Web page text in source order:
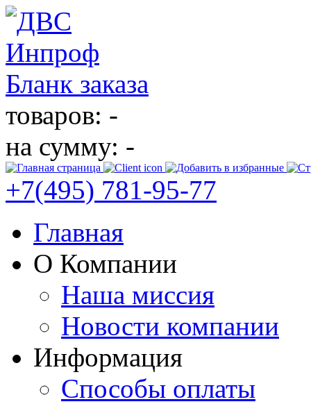
Бланк заказа
товаров: -
на сумму: -
+7(495) 781-95-77
Главная
О Компании
Наша миссия
Новости компании
Информация
Способы оплаты